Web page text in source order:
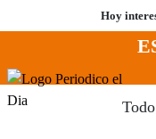
al
Hoy
Menú
Todo